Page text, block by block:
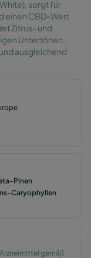
sorgt für
einen CBD-Wert
Zitrus- und
Untertönen,
ausgleichend
Pinen
Caryophyllen
gemäß